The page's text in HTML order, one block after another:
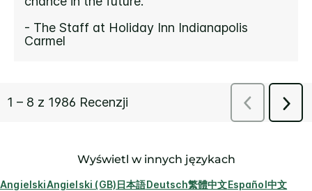
Wyświetl w innych językach
AngielskiAngielski (GB)日本語Deutsch繁體中文Español中文